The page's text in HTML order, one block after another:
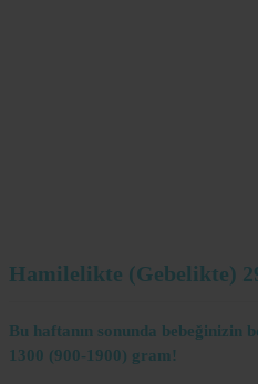
Hamilelikte (Gebelikte)
Bu haftanın sonunda bebeğinizin
1300 (900-1900) gram!